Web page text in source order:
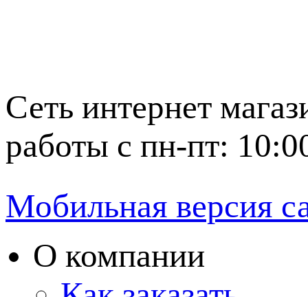
Сеть интернет
работы с пн-пт:
Мобильная версия
О компании